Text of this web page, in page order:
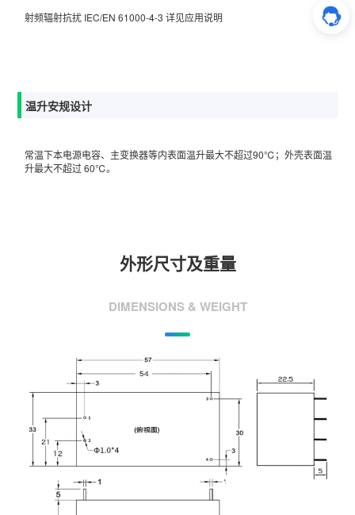
射频辐射抗扰 IEC/EN 61000-4-3 详见应用说明
温升安规设计
常温下本电源电容、主变换器等内表面温升最大不超过90℃；外壳表面温
升最大不超过 60℃。
外形尺寸及重量
DIMENSIONS & WEIGHT